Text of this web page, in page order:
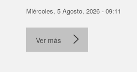
Miércoles, 5 Agosto, 2026 - 09:11
Ver más